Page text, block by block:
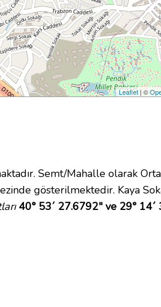
Leaflet| ©
Semt/Mahalle olarak Orta
gösterilmektedir. Kaya
40° 53´ 27.6792" ve 29°